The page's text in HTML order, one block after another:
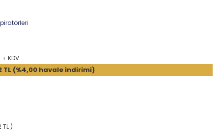
+ KDV
TL (%4,00 havale indirimi)
)